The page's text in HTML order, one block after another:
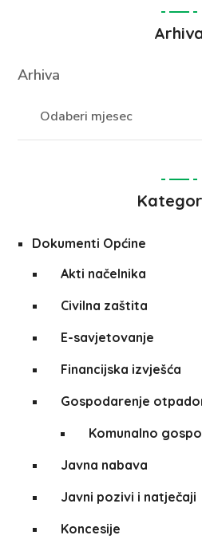
Arhiva
Dokumenti Općine
Akti načelnika
Civilna zaštita
E-savjetovanje
Financijska izvješća
Gospodarenje
Komunalno
Javna nabava
Javni pozivi i natječaji
Koncesije